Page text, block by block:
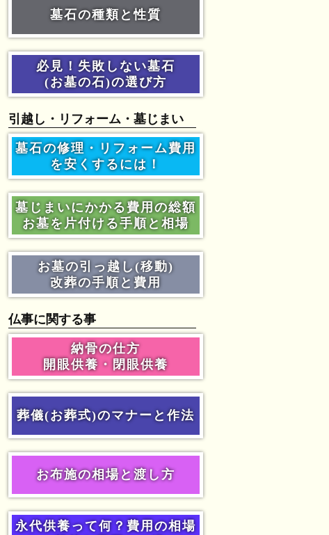
墓石の種類と性質
必見！失敗しない墓石
(お墓の石)の選び方
引越し・リフォーム・墓じまい
墓石の修理・リフォーム費用
を安くするには！
墓じまいにかかる費用の総額
お墓を片付ける手順と相場
お墓の引っ越し(移動)
改葬の手順と費用
仏事に関する事
納骨の仕方
開眼供養・閉眼供養
葬儀(お葬式)のマナーと作法
お布施の相場と渡し方
永代供養って何？費用の相場